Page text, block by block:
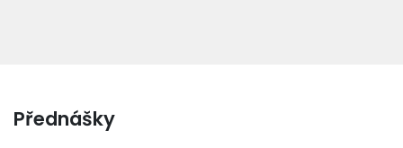
Přednášky